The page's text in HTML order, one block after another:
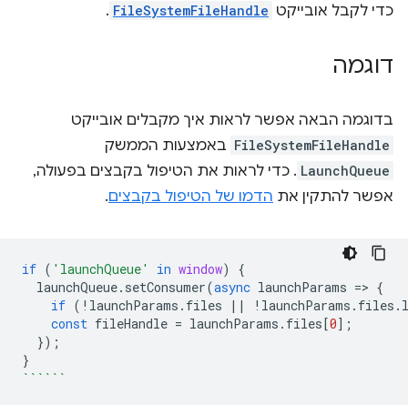
כדי לקבל אובייקט FileSystemFileHandle
.
דוגמה
בדוגמה הבאה אפשר לראות איך מקבלים אובייקט
FileSystemFileHandle באמצעות הממשק
LaunchQueue . כדי לראות את הטיפול בקבצים בפעולה,
אפשר להתקין את הדמו של הטיפול בקבצים.
if ( 'launchQueue' in window)
{
launchQueue. setConsumer(async launchParams => {
if ( ! launchParams . files || ! launchParams . files .
const fileHandle = launchParams . files[0];
});
}
``````